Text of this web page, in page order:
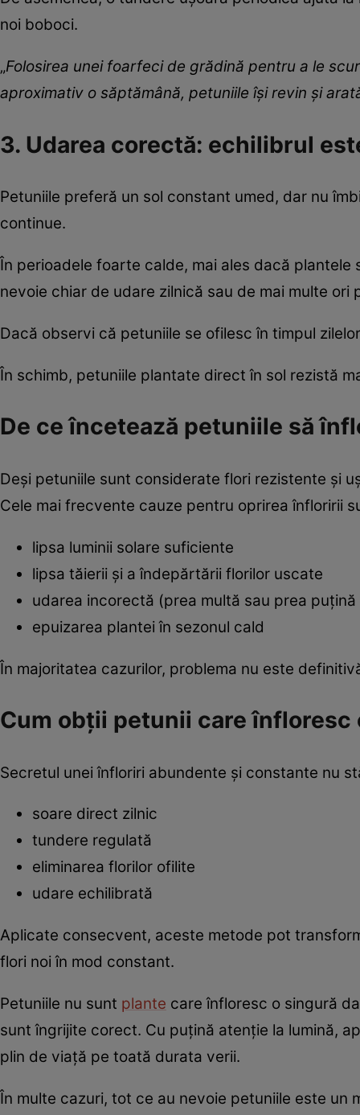
noi boboci.
„Folosirea unei foarfeci de grădină pentru a le
aproximativ o săptămână, petuniile își revin și
3. Udarea corectă: echilibrul
Petuniile preferă un sol constant umed, dar nu
continue.
În perioadele foarte calde, mai ales dacă
nevoie chiar de udare zilnică sau de mai multe ori
Dacă observi că petuniile se ofilesc în timpul
În schimb, petuniile plantate direct în sol rezistă
De ce încetează petuniile să
Deși petuniile sunt considerate flori rezistente și
Cele mai frecvente cauze pentru oprirea înfloririi
lipsa luminii solare suficiente
lipsa tăierii și a îndepărtării florilor uscate
udarea incorectă (prea multă sau prea puțină
epuizarea plantei în sezonul cald
În majoritatea cazurilor, problema nu este
Cum obții petunii care
Secretul unei înfloriri abundente și constante nu
soare direct zilnic
tundere regulată
eliminarea florilor ofilite
udare echilibrată
Aplicate consecvent, aceste metode pot
flori noi în mod constant.
Petuniile nu sunt plante care înfloresc o singură
sunt îngrijite corect. Cu puțină atenție la lumină,
plin de viață pe toată durata verii.
În multe cazuri, tot ce au nevoie petuniile este un